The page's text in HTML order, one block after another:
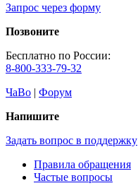
Запрос через форму
Позвоните
Бесплатно по России:
8-800-333-79-32
ЧаВо | Форум
Напишите
Задать вопрос в поддержку
Правила обращения
Частые вопросы